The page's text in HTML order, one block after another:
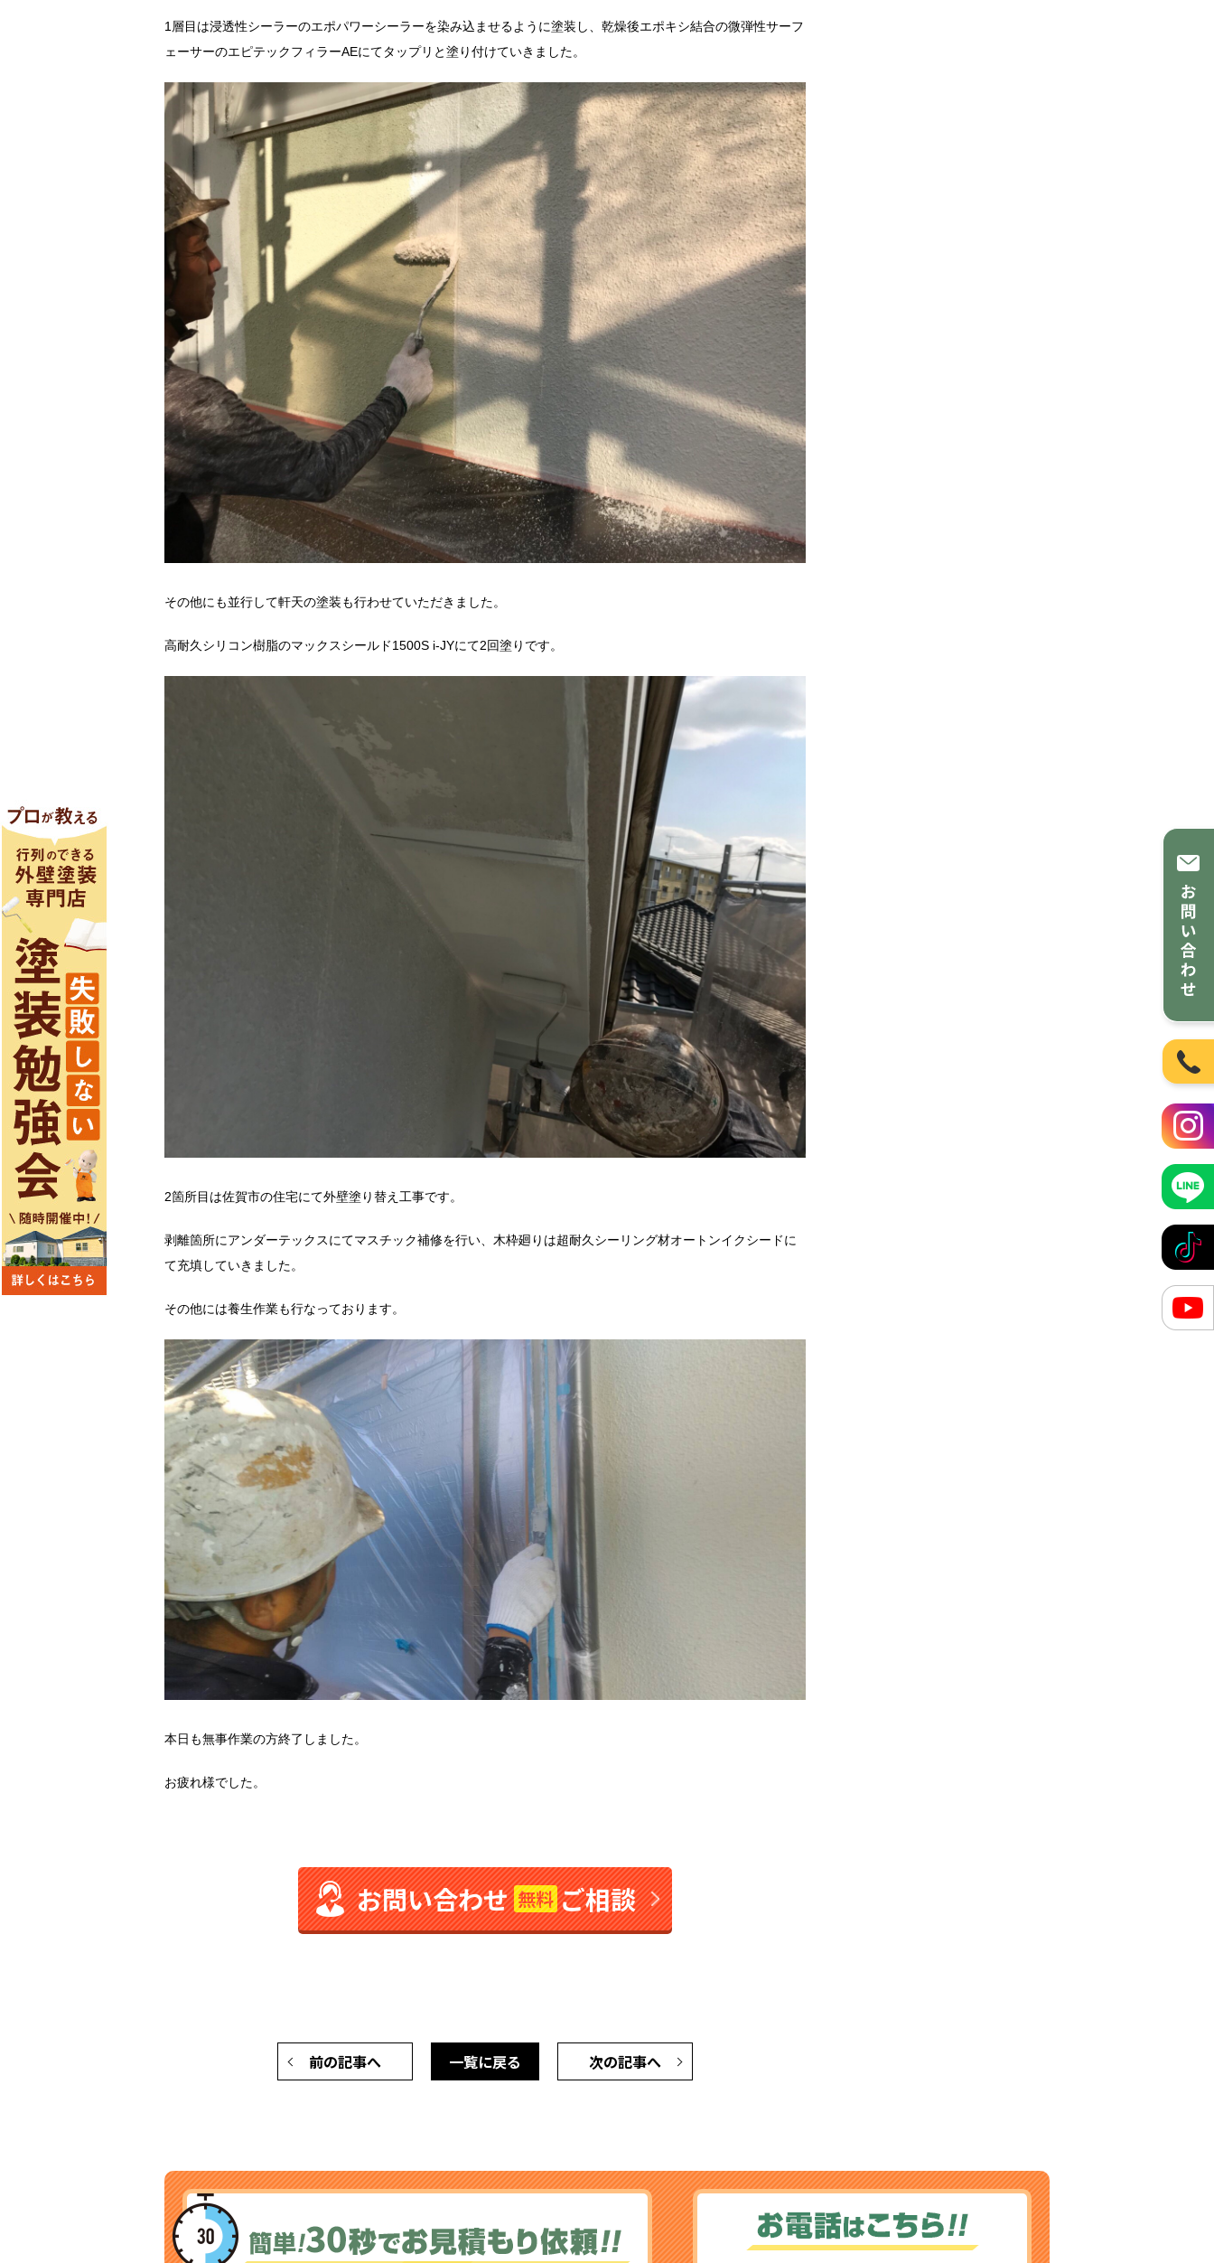
1層目は浸透性シーラーのエポパワーシーラーを染み込ませるように塗装し、乾燥後エポキシ結合の微弾性サーフ
ェーサーのエピテックフィラーAEにてタップリと塗り付けていきました。
その他にも並行して軒天の塗装も行わせていただきました。
高耐久シリコン樹脂のマックスシールド1500S i-JYにて2回塗りです。
2箇所目は佐賀市の住宅にて外壁塗り替え工事です。
剥離箇所にアンダーテックスにてマスチック補修を行い、木枠廻りは超耐久シーリング材オートンイクシードに
て充填していきました。
その他には養生作業も行なっております。
本日も無事作業の方終了しました。
お疲れ様でした。
お問い合わせ無料 ご相談
前の記事へ 次の記事へ
一覧に戻る